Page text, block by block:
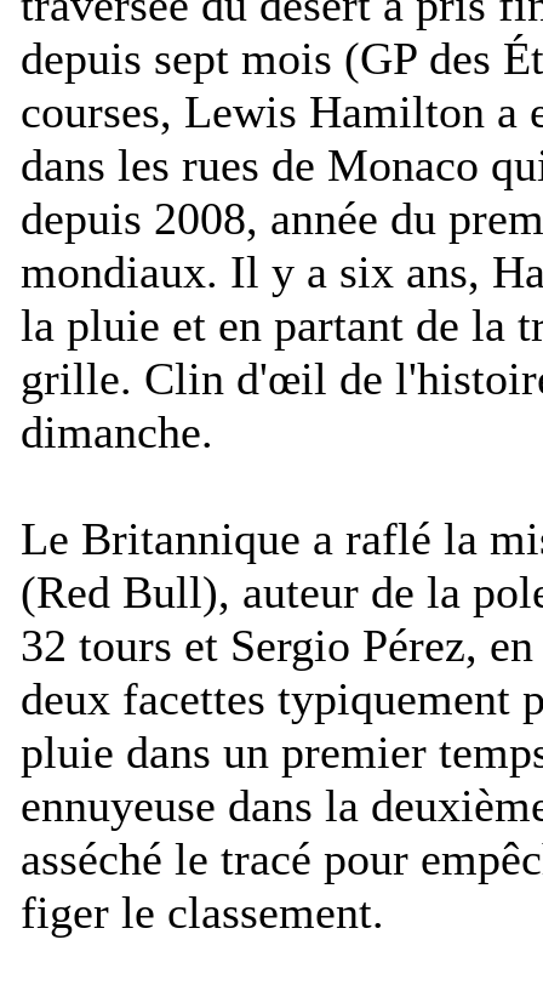
depuis sept mois (GP des
courses, Lewis Hamilton a
dans les rues de Monaco
depuis 2008, année du
mondiaux. Il y a six ans,
la pluie et en partant de la
grille. Clin d'œil de
dimanche.
Le Britannique a raflé la
(Red Bull), auteur de la
32 tours et Sergio Pérez,
deux facettes typiquement
pluie dans un premier
ennuyeuse dans la
asséché le tracé pour
figer le classement.